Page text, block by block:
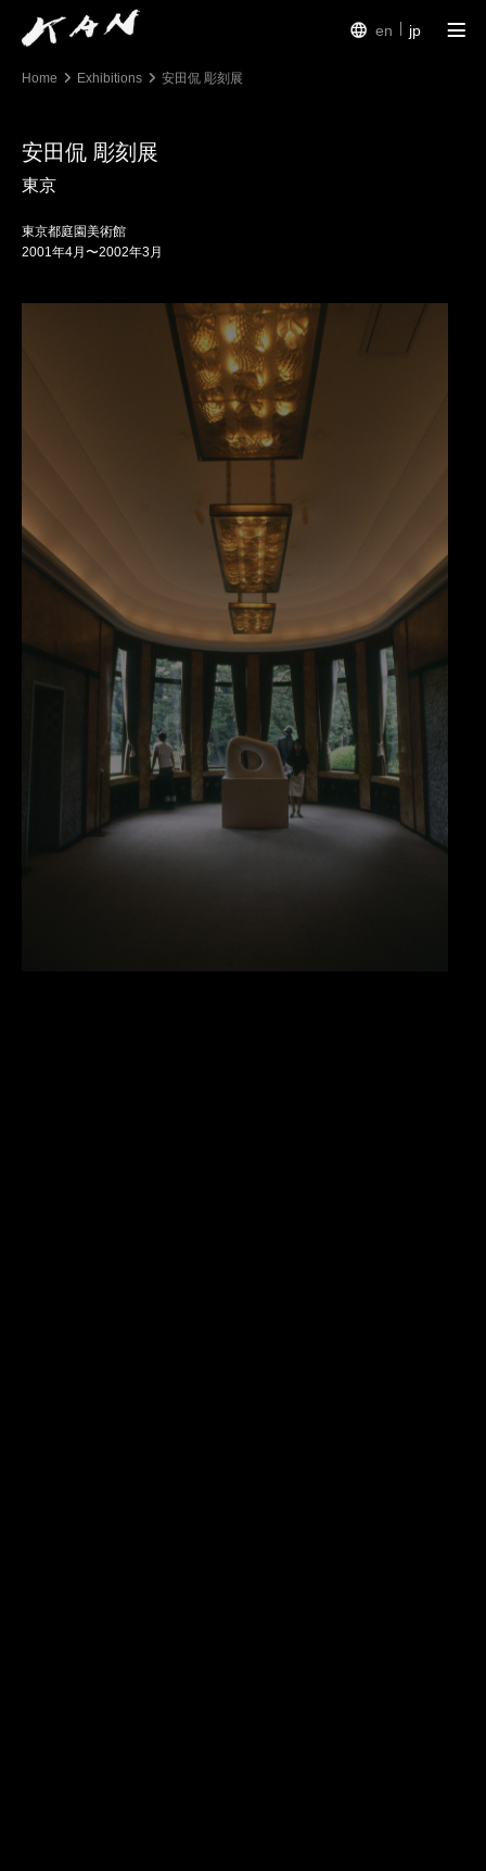
en jp
Works
Exhibitions
Texts
Home Exhibitions 安田侃 彫刻展
安田侃 彫刻展
東京
東京都庭園美術館
2001年4月〜2002年3月